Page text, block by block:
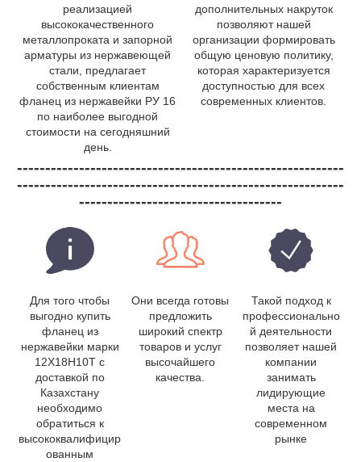
реализацией
высококачественного
металлопроката и запорной
арматуры из нержавеющей
стали, предлагает
собственным клиентам
фланец из нержавейки РУ 16
по наиболее выгодной
стоимости на сегодняшний
день.
дополнительных накруток
позволяют нашей
организации формировать
общую ценовую политику,
которая характеризуется
доступностью для всех
современных клиентов.
----------------------------------------------------------
----------------------------------------------------------
------------------------------------
Для того чтобы
выгодно купить
фланец из
нержавейки марки
12Х18Н10Т с
доставкой по
Казахстану
необходимо
обратиться к
высококвалифицир
ованным
Они всегда готовы
предложить
широкий спектр
товаров и услуг
высочайшего
качества.
Такой подход к
профессионально
й деятельности
позволяет нашей
компании
занимать
лидирующие
места на
современном
рынке